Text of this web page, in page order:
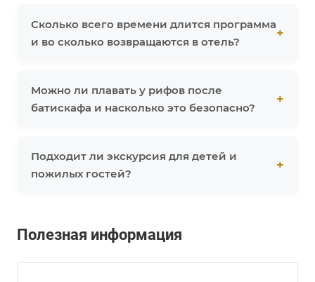
Сколько всего времени длится программа
и во сколько возвращаются в отель?
Можно ли плавать у рифов после
батискафа и насколько это безопасно?
Подходит ли экскурсия для детей и
пожилых гостей?
Полезная информация